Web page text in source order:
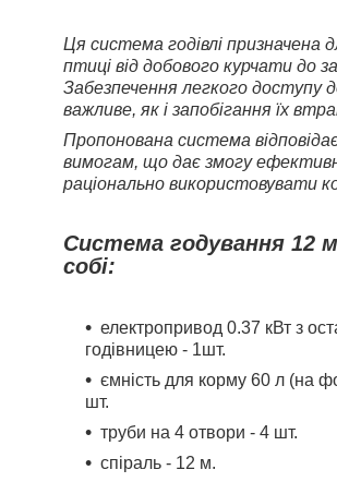
Ця система годівлі призначена
птиці від добового курчати до
Забезпечення легкого доступу
важливе, як і запобігання їх
Пропонована система
вимогам, що дає змогу
раціонально використовувати
Система годування 12
собі:
електропривод 0.37 кВт з
годівницею - 1шт.
ємність для корму 60 л (на
шт.
труби на 4 отвори - 4 шт.
спіраль - 12 м.